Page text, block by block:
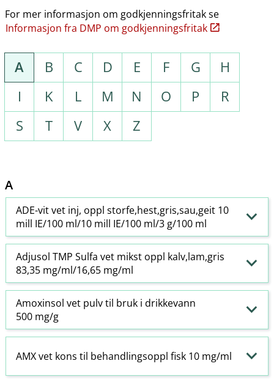
For mer informasjon om godkjenningsfritak se
Informasjon fra DMP om godkjenningsfritak
A B C D E F G
H
I
K L M N O P
R
S
T V X Z
A
ADE-vit vet inj, oppl storfe,hest,gris,sau,geit 10
mill IE/100 ml/10 mill IE/100 ml/3 g/100 ml
Adjusol TMP Sulfa vet mikst oppl kalv,lam,gris
83,35 mg/ml/16,65 mg/ml
Amoxinsol vet pulv til bruk i drikkevann
500 mg/g
AMX vet kons til behandlingsoppl fisk 10 mg/ml